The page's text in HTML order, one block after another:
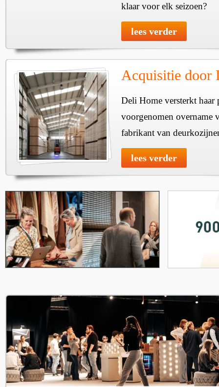
klaar voor elk seizoen?
lees verder
Acquisitie door
Deli Home versterkt haar
voorgenomen overname
fabrikant van
lees verder